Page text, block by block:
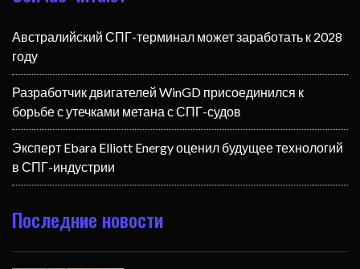
Австралийский СПГ-терминал может заработать к 2028
году
Разработчик двигателей WinGD присоединился к
борьбе с утечками метана с СПГ-судов
Эксперт Ebara Elliott Energy оценил будущее технологий
в СПГ-индустрии
Последние новости